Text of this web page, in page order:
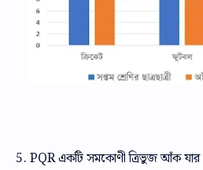
5. PQR একটি সমকোণী ত্রিভুজ আঁক যার